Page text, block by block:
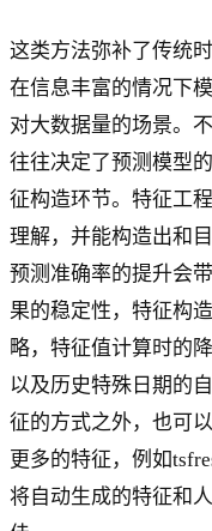
这类方法弥补了传统
在信息丰富的情况下
对大数据量的场景。
往往决定了预测模型
征构造环节。特征工
理解，并能构造出和
预测准确率的提升会
果的稳定性，特征构
略，特征值计算时的
以及历史特殊日期的
征的方式之外，也可
更多的特征，例如
将自动生成的特征和